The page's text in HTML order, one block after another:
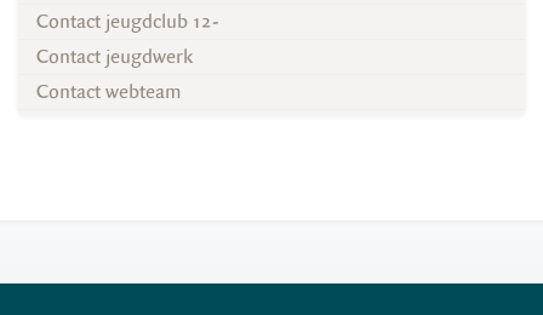
Contact jeugdclub 12-
Contact jeugdwerk
Contact webteam